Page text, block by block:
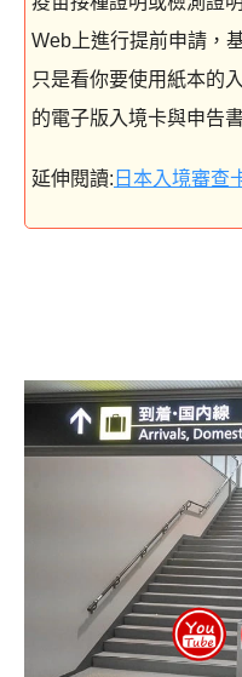
Web上進行提前申請，
只是看你要使用紙本的
的電子版入境卡與申告
延伸閱讀: 日本入境審查